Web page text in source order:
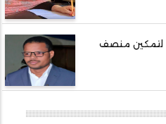
لتمكين منصف